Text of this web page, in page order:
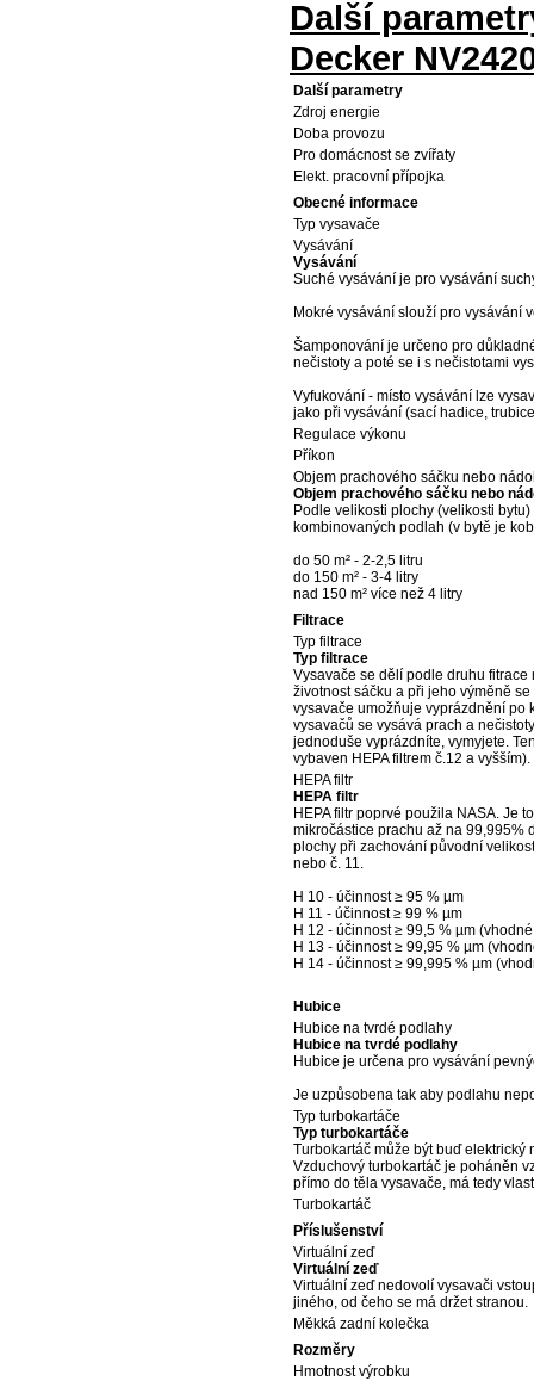
Další
Decker
Další parametry
Zdroj energie
Doba provozu
Pro domácnost se zvířaty
Elekt. pracovní přípojka
Obecné informace
Typ vysavače
Vysávání
Vysávání
Suché vysávání je pro vysávání
Mokré vysávání slouží pro vysávání
Šamponování je určeno pro
nečistoty a poté se i s nečistotami
Vyfukování - místo vysávání lze
jako při vysávání (sací hadice,
Regulace výkonu
Příkon
Objem prachového sáčku nebo
Objem prachového sáčku nebo
Podle velikosti plochy (velikosti
kombinovaných podlah (v bytě je
do 50 m² - 2-2,5 litru
do 150 m² - 3-4 litry
nad 150 m² více než 4 litry
Filtrace
Typ filtrace
Typ filtrace
Vysavače se dělí podle druhu
životnost sáčku a při jeho výměně
vysavače umožňuje vyprázdnění po
vysavačů se vysává prach a
jednoduše vyprázdníte, vymyjete.
vybaven HEPA filtrem č.12 a vyšším).
HEPA filtr
HEPA filtr
HEPA filtr poprvé použila NASA. Je
mikročástice prachu až na 99,995%
plochy při zachování původní
nebo č. 11.
H 10 - účinnost ≥ 95 % µm
H 11 - účinnost ≥ 99 % µm
H 12 - účinnost ≥ 99,5 % µm
H 13 - účinnost ≥ 99,95 % µm
H 14 - účinnost ≥ 99,995 % µm
Hubice
Hubice na tvrdé podlahy
Hubice na tvrdé podlahy
Hubice je určena pro vysávání
Je uzpůsobena tak aby podlahu
Typ turbokartáče
Typ turbokartáče
Turbokartáč může být buď elektrický
Vzduchový turbokartáč je poháněn
přímo do těla vysavače, má tedy
Turbokartáč
Příslušenství
Virtuální zeď
Virtuální zeď
Virtuální zeď nedovolí vysavači
jiného, od čeho se má držet stranou.
Měkká zadní kolečka
Rozměry
Hmotnost výrobku